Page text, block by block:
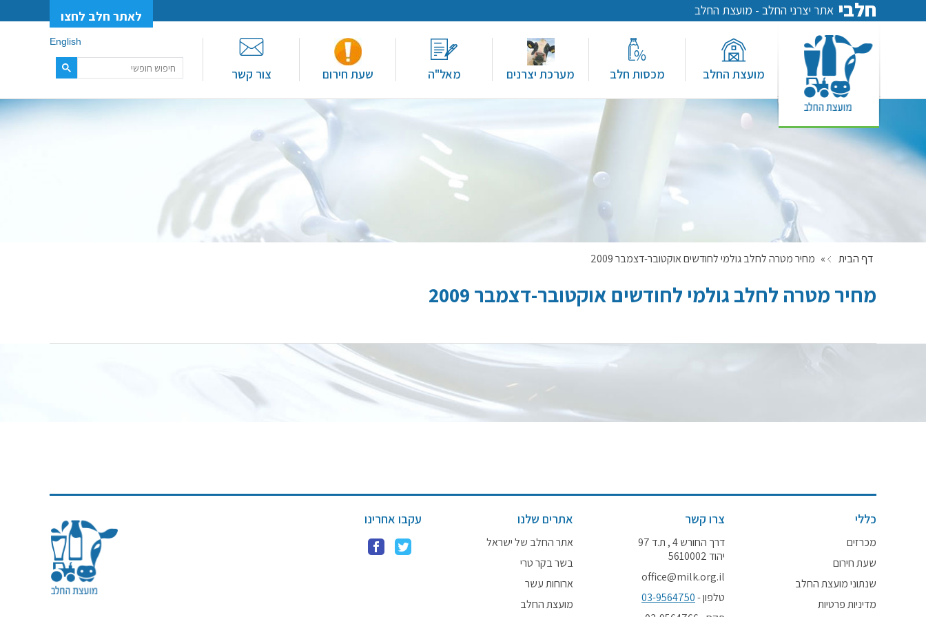
חלבי אתר יצרני החלב - מועצת החלב לאתר חלב לחצו
מועצת החלב מכסות חלב מערכת יצרנים מאל"ה שעת חירום צור קשר
English
דף הבית » מחיר מטרה לחלב גולמי לחודשים אוקטובר-דצמבר 2009
מחיר מטרה לחלב גולמי לחודשים אוקטובר-דצמבר 2009
כללי
מכרזים
שעת חירום
שנתוני מועצת החלב
מדיניות פרטיות
צרו קשר
דרך החורש 4 , ת.ד 97
יהוד 5610002
office@milk.org.il
טלפון -03-9564750
אתרים שלנו
אתר החלב של ישראל
בשר בקר טרי
ארוחות עשר
מועצת החלב
עקבו אחרינו